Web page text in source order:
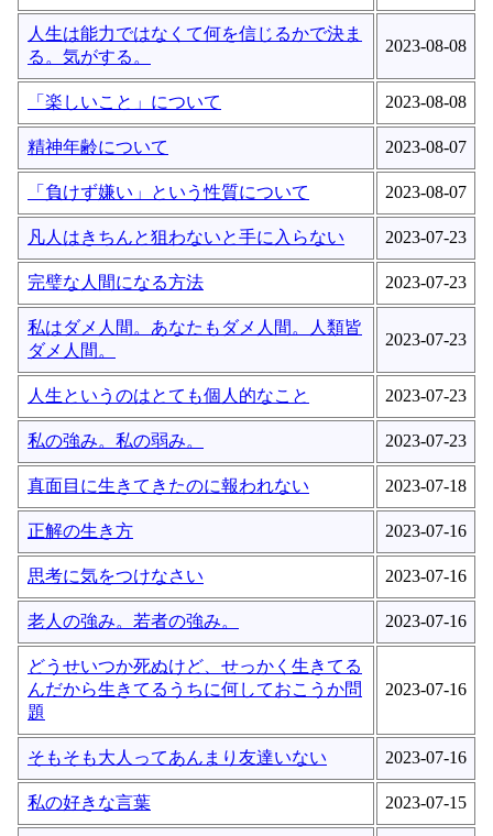
人生は能力ではなくて何を信じるかで決ま
る。気がする。
2023-08-08
「楽しいこと」について 2023-08-08
精神年齢について 2023-08-07
「負けず嫌い」という性質について 2023-08-07
凡人はきちんと狙わないと手に入らない 2023-07-23
完璧な人間になる方法 2023-07-23
私はダメ人間。あなたもダメ人間。人類皆
ダメ人間。
2023-07-23
人生というのはとても個人的なこと 2023-07-23
私の強み。私の弱み。 2023-07-23
真面目に生きてきたのに報われない 2023-07-18
正解の生き方 2023-07-16
思考に気をつけなさい 2023-07-16
老人の強み。若者の強み。 2023-07-16
どうせいつか死ぬけど、せっかく生きてる
んだから生きてるうちに何しておこうか問
題
2023-07-16
そもそも大人ってあんまり友達いない 2023-07-16
私の好きな言葉 2023-07-15